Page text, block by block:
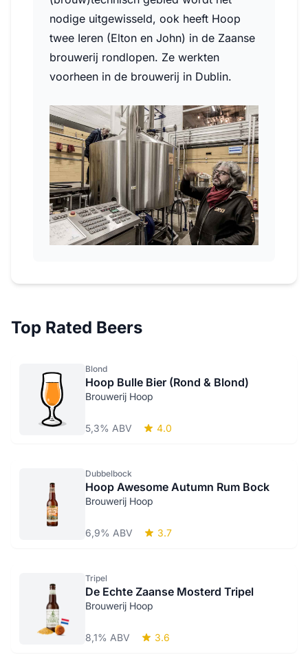
nodige uitgewisseld, ook heeft Hoop
twee Ieren (Elton en John) in de Zaanse
brouwerij rondlopen. Ze werkten
voorheen in de brouwerij in Dublin.
Top Rated Beers
Blond
Hoop Bulle Bier (Rond & Blond)
Brouwerij Hoop
5,3% ABV 4.0
Dubbelbock
Hoop Awesome Autumn Rum Bock
Brouwerij Hoop
6,9% ABV 3.7
Tripel
De Echte Zaanse Mosterd Tripel
Brouwerij Hoop
8,1% ABV 3.6